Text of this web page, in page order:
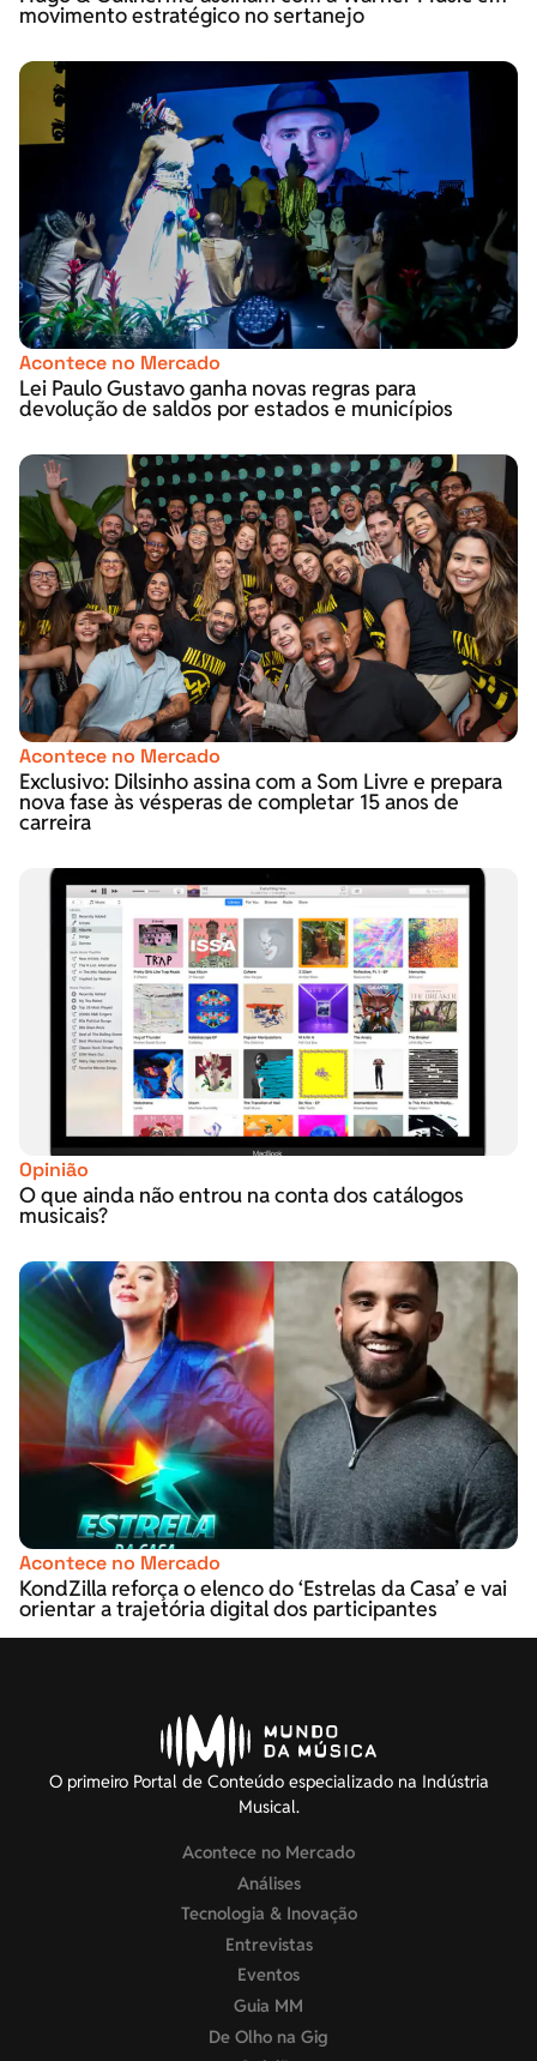
movimento estratégico no sertanejo
Acontece no Mercado
Lei Paulo Gustavo ganha novas regras para
devolução de saldos por estados e municípios
Acontece no Mercado
Exclusivo: Dilsinho assina com a Som Livre e prepara
nova fase às vésperas de completar 15 anos de
carreira
Opinião
O que ainda não entrou na conta dos catálogos
musicais?
Acontece no Mercado
KondZilla reforça o elenco do ‘Estrelas da Casa’ e vai
orientar a trajetória digital dos participantes
O primeiro Portal de Conteúdo especializado na Indústria
Musical.
Acontece no Mercado
Análises
Tecnologia & Inovação
Entrevistas
Eventos
Guia MM
De Olho na Gig